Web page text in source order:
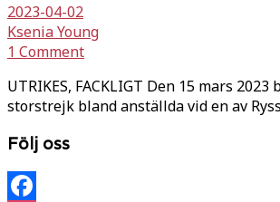
2023-04-02
Ksenia Young
1 Comment
UTRIKES, FACKLIGT Den 15 mars 2023
storstrejk bland anställda vid en av
Följ oss